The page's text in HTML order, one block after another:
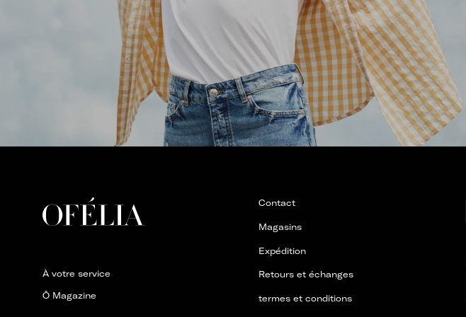
À votre service
Ô Magazine
Contact
Magasins
Expédition
Retours et échanges
termes et conditions